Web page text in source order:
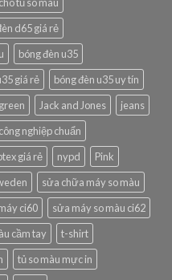
tủ so màu
d65 giá rẻ
bóng đèn u35
giá rẻ
bóng đèn u35 uy tín
green Jack and Jones
jeans
nghiệp chuẩn
giá rẻ nypd
Pink
sửa chữa máy so màu
ci60
sửa máy so màu ci62
cầm tay
t-shirt
tủ so màu mực in